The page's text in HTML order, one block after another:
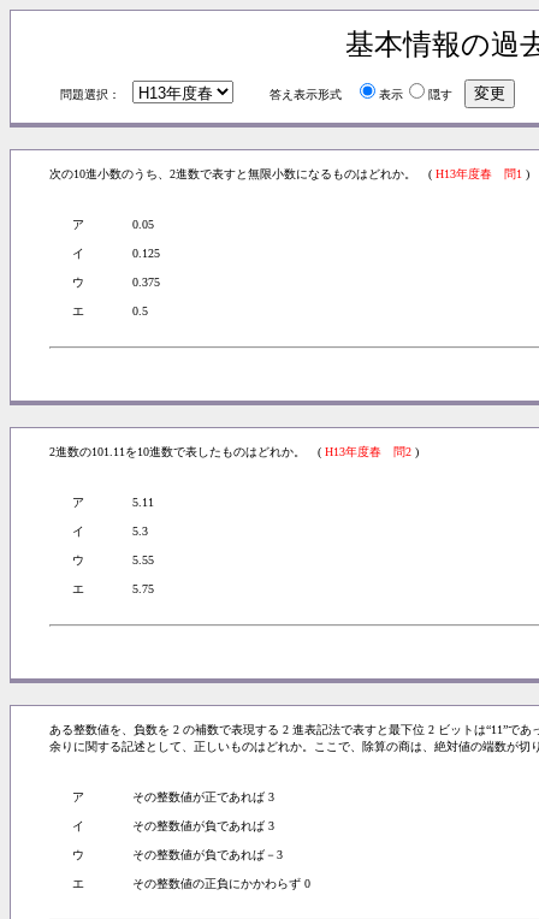
基本情報の過
問題選択： 答え表示形式 表示 隠す
次の10進小数のうち、2進数で表すと無限小数になるものはどれか。 ( H13年度春 問1 )
ア 0.05
イ 0.125
ウ 0.375
エ 0.5
2進数の101.11を10進数で表したものはどれか。 ( H13年度春 問2 )
ア 5.11
イ 5.3
ウ 5.55
エ 5.75
ある整数値を、負数を 2 の補数で表現する 2 進表記法で表すと最下位 2 ビットは“11”で
余りに関する記述として、正しいものはどれか。ここで、除算の商は、絶対値の端数が
ア その整数値が正であれば 3
イ その整数値が負であれば 3
ウ その整数値が負であれば－3
エ その整数値の正負にかかわらず 0